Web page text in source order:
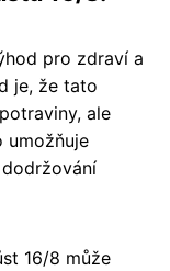
pro zdraví a
je, že tato
ale
umožňuje
16/8 může